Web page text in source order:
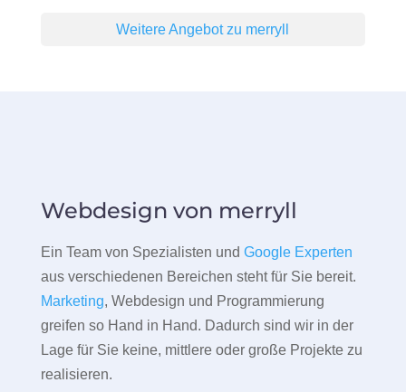
Weitere Angebot zu merryll
Webdesign von merryll
Ein Team von Spezialisten und Google Experten
aus verschiedenen Bereichen steht für Sie bereit.
Marketing, Webdesign und Programmierung
greifen so Hand in Hand. Dadurch sind wir in der
Lage für Sie keine, mittlere oder große Projekte zu
realisieren.